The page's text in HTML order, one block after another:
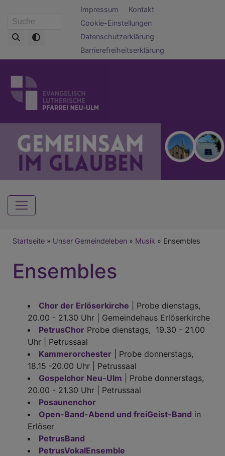
zum
Suche
Fußbereichsmenü
Impressum
Kontakt
Cookie-Einstellungen
Datenschutzerklärung
Barrierefreiheitserklärung
Hauptnavigation
Breadcrumb
Startseite Unser Gemeindeleben Musik Ensembles
Ensembles
Chor der Erlöserkirche | Probe dienstags,
20.00 - 21.30 Uhr | Gemeindehaus Erlöserkirche
PetrusChor Probe dienstags, 19.30 - 21.00
Uhr | Petrussaal
Kammerorchester | Probe donnerstags,
18.15 -20.00 Uhr | Petrussaal
Gospelchor Neu-Ulm | Probe donnerstags,
20.00 - 21.30 Uhr | Petrussaal
Posaunenchor
Open-Band-Abend und freiGeist-Band in
Erlöser
PetrusBand
PetrusVokalEnsemble